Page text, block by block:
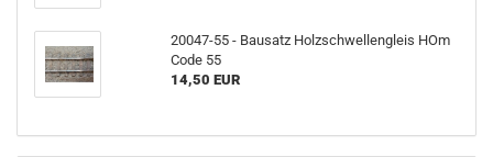
20047-55 - Bausatz Holzschwellengleis HOm
Code 55
14,50 EUR